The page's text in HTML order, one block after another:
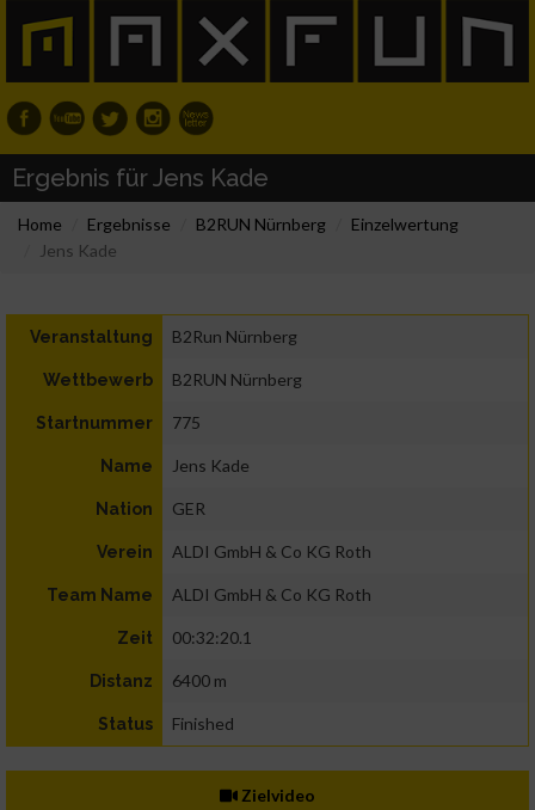
Ergebnis für Jens Kade
Home Ergebnisse B2RUN Nürnberg
Einzelwertung
Jens Kade
Veranstaltung B2Run Nürnberg
Wettbewerb B2RUN Nürnberg
Startnummer 775
Name Jens Kade
Nation GER
Verein ALDI GmbH & Co KG Roth
Team Name ALDI GmbH & Co KG Roth
Zeit 00:32:20.1
Distanz 6400 m
Status Finished
Zielvideo